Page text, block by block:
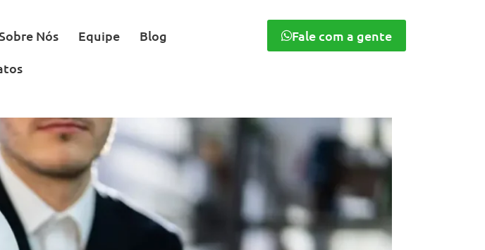
Nós Equipe
Blog
Fale com a gente